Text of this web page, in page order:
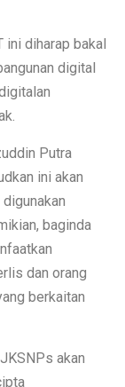
diharap bakal
digital
Putra
ini akan
baginda
dan orang
berkaitan
akan